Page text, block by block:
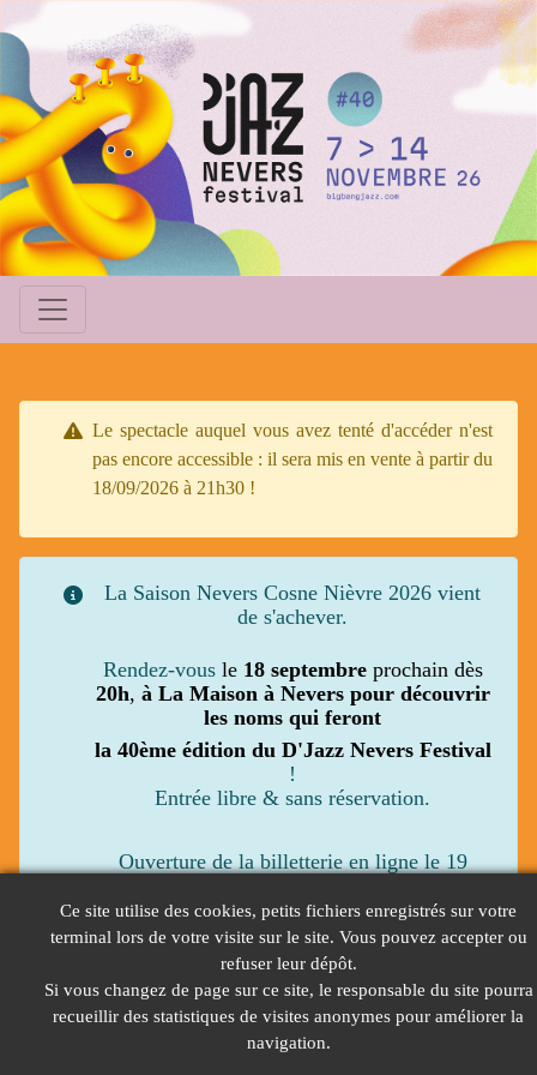
Le spectacle auquel vous avez tenté d'accéder n'est
pas encore accessible : il sera mis en vente à partir du
18/09/2026 à 21h30 !
La Saison Nevers Cosne Nièvre 2026 vient
de s'achever.
Rendez-vous le 18 septembreprochain dès
20h, à La Maison à Nevers pour découvrir
les noms qui feront
la 40ème édition du D'Jazz Nevers Festival
!
Entrée libre & sans réservation.
Ouverture de la billetterie en ligne le 19
Renseignements:03 86 57 00 00 –
billetterie@bigbangjazz.com
Ce site utilise des cookies, petits fichiers enregistrés sur votre
terminal lors de votre visite sur le site. Vous pouvez accepter ou
refuser leur dépôt.
Si vous changez de page sur ce site, le responsable du site pourra
recueillir des statistiques de visites anonymes pour améliorer la
navigation.